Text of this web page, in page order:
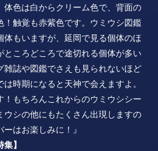
体色は白からクリーム色で、背面の
！触覚も赤紫色です。ウミウシ図鑑
体もいますが、延岡で見る個体のほ
ところどころで途切れる個体が多い
雑誌や図鑑でさえも見られないほど
時期になると天神で会えますよ。
もちろんこれからのウミウシシー
ウシの他にもたくさん出現しますの
はお楽しみに！』
】